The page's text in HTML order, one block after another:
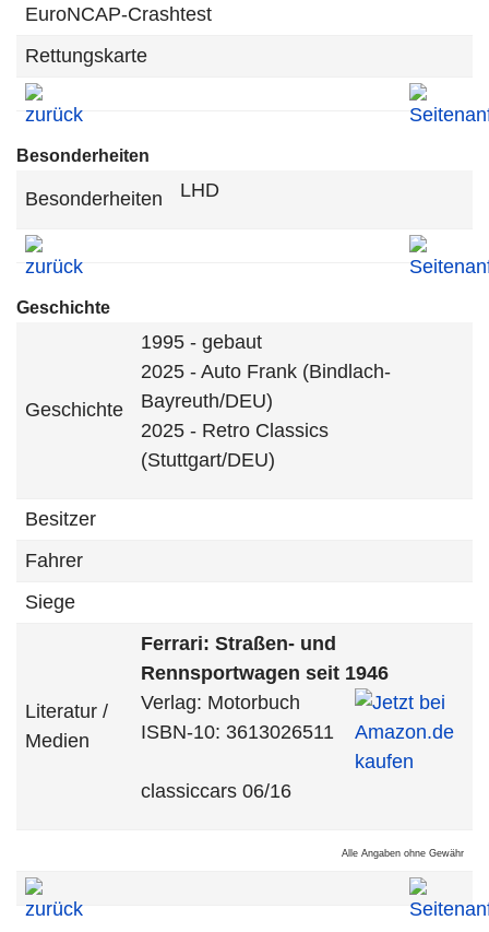
EuroNCAP-Crashtest
Rettungskarte
Besonderheiten
Besonderheiten LHD
Geschichte
Geschichte
1995 - gebaut
2025 - Auto Frank (Bindlach-
Bayreuth/DEU)
2025 - Retro Classics
(Stuttgart/DEU)
Besitzer
Fahrer
Siege
Literatur /
Medien
Ferrari: Straßen- und
Rennsportwagen seit 1946
Verlag: Motorbuch
ISBN-10: 3613026511
classiccars 06/16
Alle Angaben ohne Gewähr